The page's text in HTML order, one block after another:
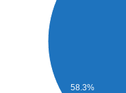
58.3%